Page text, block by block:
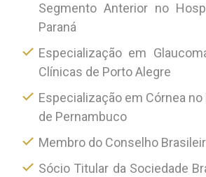
Segmento Anterior no
Paraná
Especialização em
Clínicas de Porto Alegre
Especialização em Córnea
de Pernambuco
Membro do Conselho
Sócio Titular da Sociedade